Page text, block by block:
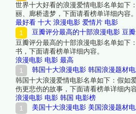
世界十大好看的浪漫爱情电影名单如下
丽、廊桥遗梦，下面请看榜单详细内容。
最好看 十大 浪漫电影 爱情片 电影
豆瓣评分最高的十部浪漫电影 豆
豆瓣评分最高的十部浪漫电影名单如下
书，下面请看榜单详细内容。
浪漫电影 电影 最高
韩国十大浪漫电影 韩国浪漫题材
韩国十大浪漫爱情电影名单如下：假如
伤更悲伤的故事，下面请看榜单详细内容
浪漫电影 电影 韩国 电影榜
美国十大浪漫电影 美国浪漫题材